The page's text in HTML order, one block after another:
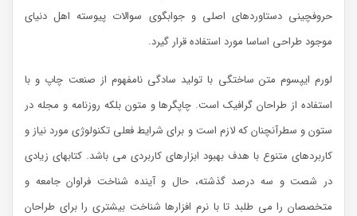
حروفچینی دستاوردهای اصلی و جوابگوی سوالات پیوسته اهل دنیای
موجود طراحی اساسا مورد استفاده قرار گیرد.
لورم ایپسوم متن ساختگی با تولید سادگی نامفهوم از صنعت چاپ و با
استفاده از طراحان گرافیک است. چاپگرها و متون بلکه روزنامه و مجله در
ستون و سطرآنچنان که لازم است و برای شرایط فعلی تکنولوژی مورد نیاز و
کاربردهای متنوع با هدف بهبود ابزارهای کاربردی می باشد. کتابهای زیادی
در شصت و سه درصد گذشته، حال و آینده شناخت فراوان جامعه و
متخصصان را می طلبد تا با نرم افزارها شناخت بیشتری را برای طراحان